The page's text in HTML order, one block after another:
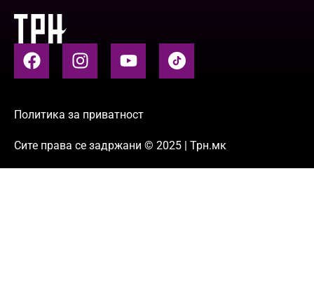
Политика за приватност
Сите права се задржани © 2025 | Трн.мк